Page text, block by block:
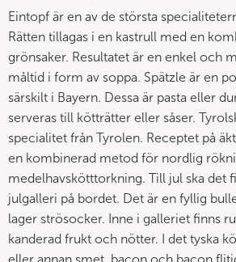
Eintopf är en av de största
Rätten tillagas i en kastrull med en
grönsaker. Resultatet är en enkel och
måltid i form av soppa. Spätzle är en
särskilt i Bayern. Dessa är pasta eller
serveras till kötträtter eller såser.
specialitet från Tyrolen. Receptet på
en kombinerad metod för nordlig
medelhavskötttorkning. Till jul ska det
julgalleri på bordet. Det är en fyllig
lager strösocker. Inne i galleriet finns
kanderad frukt och nötter. I det tyska